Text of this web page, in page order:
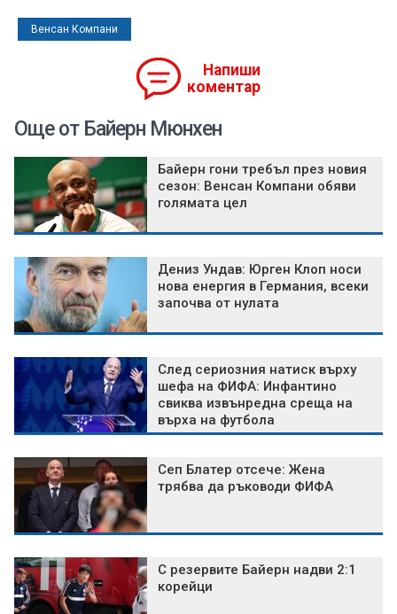
Венсан Компани
Напиши
коментар
Още от Байерн Мюнхен
Байерн гони требъл през новия
сезон: Венсан Компани обяви
голямата цел
Дениз Ундав: Юрген Клоп носи
нова енергия в Германия, всеки
започва от нулата
След сериозния натиск върху
шефа на ФИФА: Инфантино
свиква извънредна среща на
върха на футбола
Сеп Блатер отсече: Жена
трябва да ръководи ФИФА
С резервите Байерн надви 2:1
корейци